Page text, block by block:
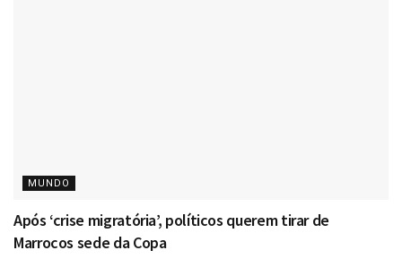
MUNDO
Após ‘crise migratória’, políticos querem tirar de
Marrocos sede da Copa